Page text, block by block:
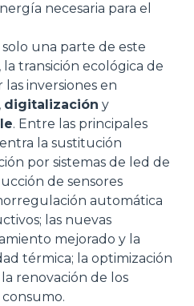
necesaria para el
solo una parte de este
transición ecológica de
inversiones en
, digitalización y
. Entre las principales
la sustitución
por sistemas de led de
de sensores
automática
las nuevas
mejorado y la
térmica; la optimización
renovación de los